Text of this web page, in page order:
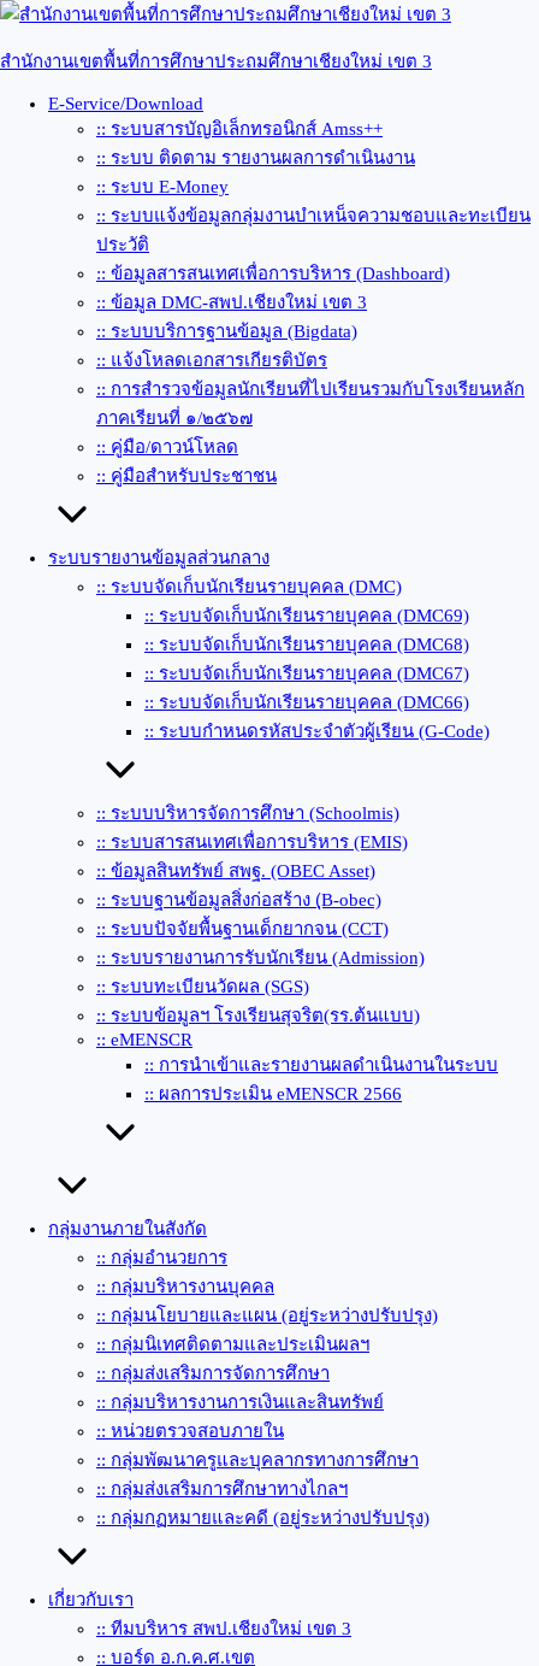
Skip
content
สำนักงานเขตพื้นที่การศึกษาประถมศึกษาเชียงใหม่ เขต 3
E-Service/Download
:: ระบบสารบัญอิเล็กทรอนิกส์ Amss++
:: ระบบ ติดตาม รายงานผลการดำเนินงาน
:: ระบบ E-Money
:: ระบบแจ้งข้อมูลกลุ่มงานบำเหน็จความชอบและทะเบียน
ประวัติ
:: ข้อมูลสารสนเทศเพื่อการบริหาร (Dashboard)
:: ข้อมูล DMC-สพป.เชียงใหม่ เขต 3
:: ระบบบริการฐานข้อมูล (Bigdata)
:: แจ้งโหลดเอกสารเกียรติบัตร
:: การสำรวจข้อมูลนักเรียนที่ไปเรียนรวมกับโรงเรียนหลัก
ภาคเรียนที่ ๑/๒๕๖๗
:: คู่มือ/ดาวน์โหลด
:: คู่มือสำหรับประชาชน
ระบบรายงานข้อมูลส่วนกลาง
:: ระบบจัดเก็บนักเรียนรายบุคคล (DMC)
:: ระบบจัดเก็บนักเรียนรายบุคคล (DMC69)
:: ระบบจัดเก็บนักเรียนรายบุคคล (DMC68)
:: ระบบจัดเก็บนักเรียนรายบุคคล (DMC67)
:: ระบบจัดเก็บนักเรียนรายบุคคล (DMC66)
:: ระบบกำหนดรหัสประจำตัวผู้เรียน (G-Code)
:: ระบบบริหารจัดการศึกษา (Schoolmis)
:: ระบบสารสนเทศเพื่อการบริหาร (EMIS)
:: ข้อมูลสินทรัพย์ สพฐ. (OBEC Asset)
:: ระบบฐานข้อมูลสิ่งก่อสร้าง (ฺB-obec)
:: ระบบปัจจัยพื้นฐานเด็กยากจน (CCT)
:: ระบบรายงานการรับนักเรียน (Admission)
:: ระบบทะเบียนวัดผล (SGS)
:: ระบบข้อมูลฯ โรงเรียนสุจริต(รร.ต้นแบบ)
:: eMENSCR
:: การนำเข้าและรายงานผลดำเนินงานในระบบ
:: ผลการประเมิน eMENSCR 2566
กลุ่มงานภายในสังกัด
:: กลุ่มอำนวยการ
:: กลุ่มบริหารงานบุคคล
:: กลุ่มนโยบายและแผน (อยู่ระหว่างปรับปรุง)
:: กลุ่มนิเทศติดตามและประเมินผลฯ
:: กลุ่มส่งเสริมการจัดการศึกษา
:: กลุ่มบริหารงานการเงินและสินทรัพย์
:: หน่วยตรวจสอบภายใน
:: กลุ่มพัฒนาครูและบุคลากรทางการศึกษา
:: กลุ่มส่งเสริมการศึกษาทางไกลฯ
:: กลุ่มกฏหมายและคดี (อยู่ระหว่างปรับปรุง)
เกี่ยวกับเรา
:: ทีมบริหาร สพป.เชียงใหม่ เขต 3
:: บอร์ด อ.ก.ค.ศ.เขต